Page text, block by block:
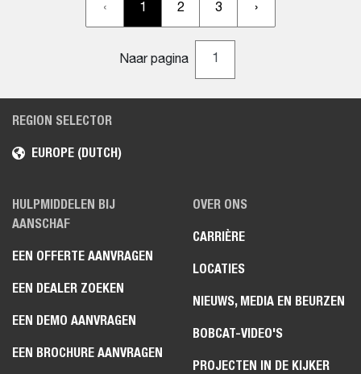
‹ 1 2 3 ›
Naar pagina
REGION SELECTOR
EUROPE (DUTCH)
HULPMIDDELEN BIJ
AANSCHAF
EEN OFFERTE AANVRAGEN
EEN DEALER ZOEKEN
EEN DEMO AANVRAGEN
EEN BROCHURE AANVRAGEN
OVER ONS
CARRIÈRE
LOCATIES
NIEUWS, MEDIA EN BEURZEN
BOBCAT-VIDEO'S
PROJECTEN IN DE KIJKER